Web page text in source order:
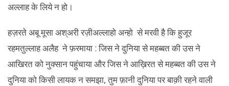
अल्लाह के लिये न हो।
हज़रते अबू मूसा अश्अरी रज़ीअल्लाहो अन्हो से मरवी है कि हुजूर
रहमतुल्लाह अलैह ने फ़रमाया : जिस ने दुनिया से महब्बत की उस ने
आखिरत को नुक्सान पहुंचाया और जिस ने आख़िरत से महब्बत की उस ने
दुनिया को किसी लायक न समझा, तुम फ़ानी दुनिया पर बाक़ी रहने वाली